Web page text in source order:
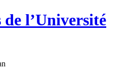
l’Université